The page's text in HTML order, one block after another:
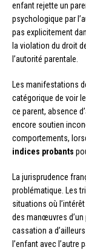
enfant rejette un
psychologique par
pas explicitement
la violation du droit
l’autorité parentale.
Les manifestations
catégorique de voir
ce parent, absence
encore soutien
comportements,
indices probants
La jurisprudence
problématique. Les
situations où
des manœuvres d’un
cassation a
l’enfant avec l’autre